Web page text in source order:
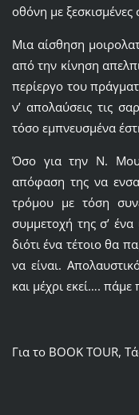
οθόνη με ξεσκισμένες
Μια αίσθηση
από την κίνηση
περίεργο του
ν’ απολαύσεις τις
τόσο εμπνευσμένα
Όσο για την Ν.
απόφαση της να
τρόμου με τόση
συμμετοχή της σ’
διότι ένα τέτοιο θα
να είναι.
και μέχρι εκεί….
Για το BOOK TOUR,